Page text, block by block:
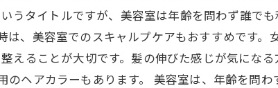
うタイトルですが、美容室は年齢を問わず誰で
、美容室でのスキャルプケアもおすすめです
えることが大切です。髪の伸びた感じが気にな
ヘアカラーもあります。 美容室は、年齢を問